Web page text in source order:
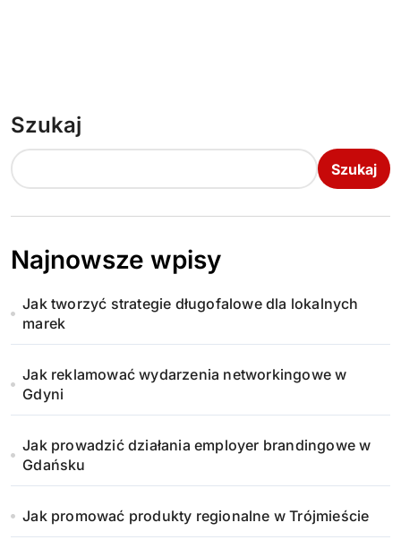
Szukaj
Szukaj
Najnowsze wpisy
Jak tworzyć strategie długofalowe dla lokalnych
marek
Jak reklamować wydarzenia networkingowe w
Gdyni
Jak prowadzić działania employer brandingowe w
Gdańsku
Jak promować produkty regionalne w Trójmieście